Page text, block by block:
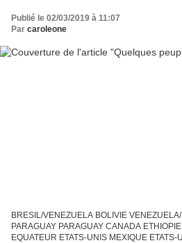
Publié le 02/03/2019 à 11:07
Par caroleone
BRESIL/VENEZUELA BOLIVIE
PARAGUAY PARAGUAY CANADA
EQUATEUR ETATS-UNIS MEXIQUE ETATS-